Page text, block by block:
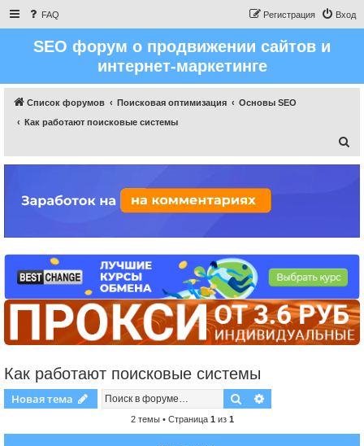
FAQ Вход
Регистрация
SEO форум о продвижении сайтов и
интернет-маркетинге
Список форумов Поисковая оптимизация
Основы SEO
Как работают поисковые системы
Как работают поисковые системы
Новая тема Поиск
2 темы • Страница 1 из 1